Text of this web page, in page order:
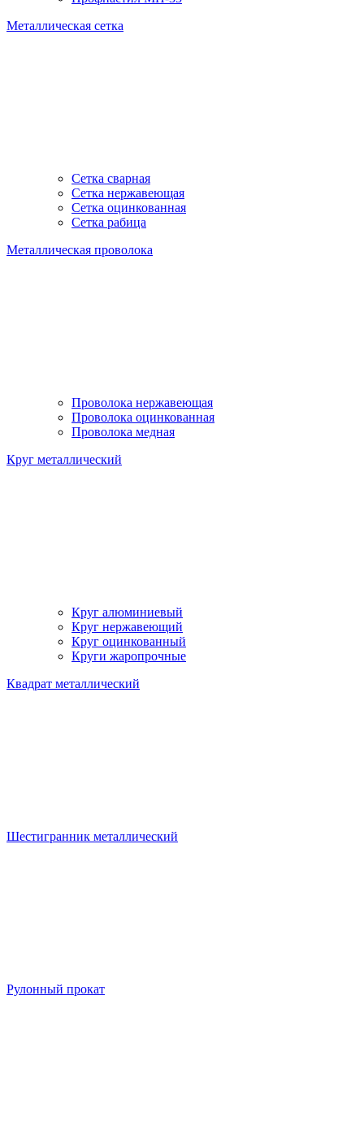
Металлическая сетка
Сетка сварная
Сетка нержавеющая
Сетка оцинкованная
Сетка рабица
Металлическая проволока
Проволока нержавеющая
Проволока оцинкованная
Проволока медная
Круг металлический
Круг алюминиевый
Круг нержавеющий
Круг оцинкованный
Круги жаропрочные
Квадрат металлический
Шестигранник металлический
Рулонный прокат